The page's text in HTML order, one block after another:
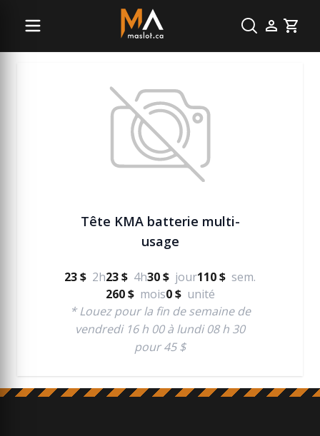
Cart
Jardinage et terrassement
Tête KMA batterie multi-
usage
23 $ 2h23 $ 4h30 $ jour110 $ sem.
260 $ mois0 $ unité
* Louez pour la fin de semaine de
vendredi 16 h 00 à lundi 08 h 30
pour 45 $